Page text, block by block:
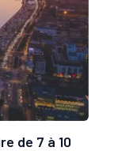
de 7 à 10